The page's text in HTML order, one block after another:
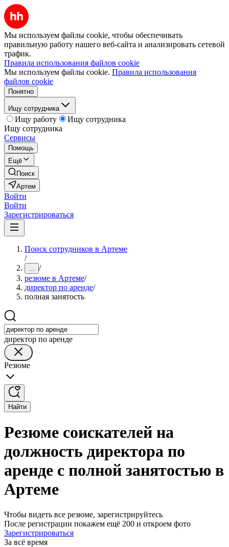
Мы используем файлы cookie, чтобы обеспечивать
правильную работу нашего веб-сайта и анализировать сетевой
трафик.
Правила использования файлов cookie
Мы используем файлы cookie. Правила использования
файлов cookie
Понятно
Ищу сотрудника
Ищу работу
Ищу сотрудника
Ищу сотрудника
Сервисы
Помощь
Ещё
Поиск
Артем
Войти
Войти
Зарегистрироваться
Поиск сотрудников в Артеме
/
... /
резюме в Артеме/
директор по аренде/
полная занятость
директор по аренде
Резюме
Найти
Резюме соискателей на
должность директора по
аренде с полной занятостью в
Артеме
Чтобы видеть все резюме, зарегистрируйтесь
После регистрации покажем ещё 200 и откроем фото
Зарегистрироваться
За всё время